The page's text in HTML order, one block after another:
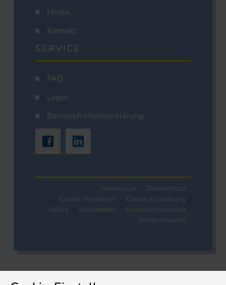
Media
Kontakt
SERVICE
FAQ
Login
Barrierefreiheitserklärung
Impressum
Datenschutz
Cookie-Richtlinien
Cookie-Einstellung
AGB's
Mediadaten
Kundeninformation
Widerrufsrecht